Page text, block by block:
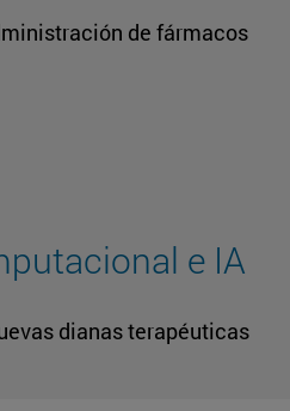
de fármacos
e IA
dianas terapéuticas